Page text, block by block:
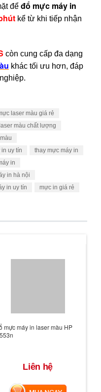
để đổ mực máy in
kể từ khi tiếp nhận
còn cung cấp đa dạng
khác tối ưu hơn, đáp
laser màu giá rẻ
màu chất lượng
uy tín
thay mực máy in
in
in hà nội
in uy tín
mực in giá rẻ
mực máy in laser màu HP
Liên hệ